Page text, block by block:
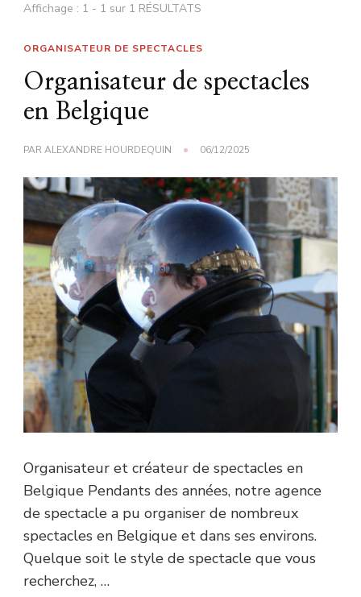
Affichage : 1 - 1 sur 1 RÉSULTATS
ORGANISATEUR DE SPECTACLES
Organisateur de spectacles
en Belgique
PARALEXANDRE HOURDEQUIN 06/12/2025
Organisateur et créateur de spectacles en
Belgique Pendants des années, notre agence
de spectacle a pu organiser de nombreux
spectacles en Belgique et dans ses environs.
Quelque soit le style de spectacle que vous
recherchez, …